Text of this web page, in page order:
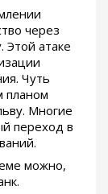
через
Этой атаке
Чуть
планом
Многие
переход в
можно,